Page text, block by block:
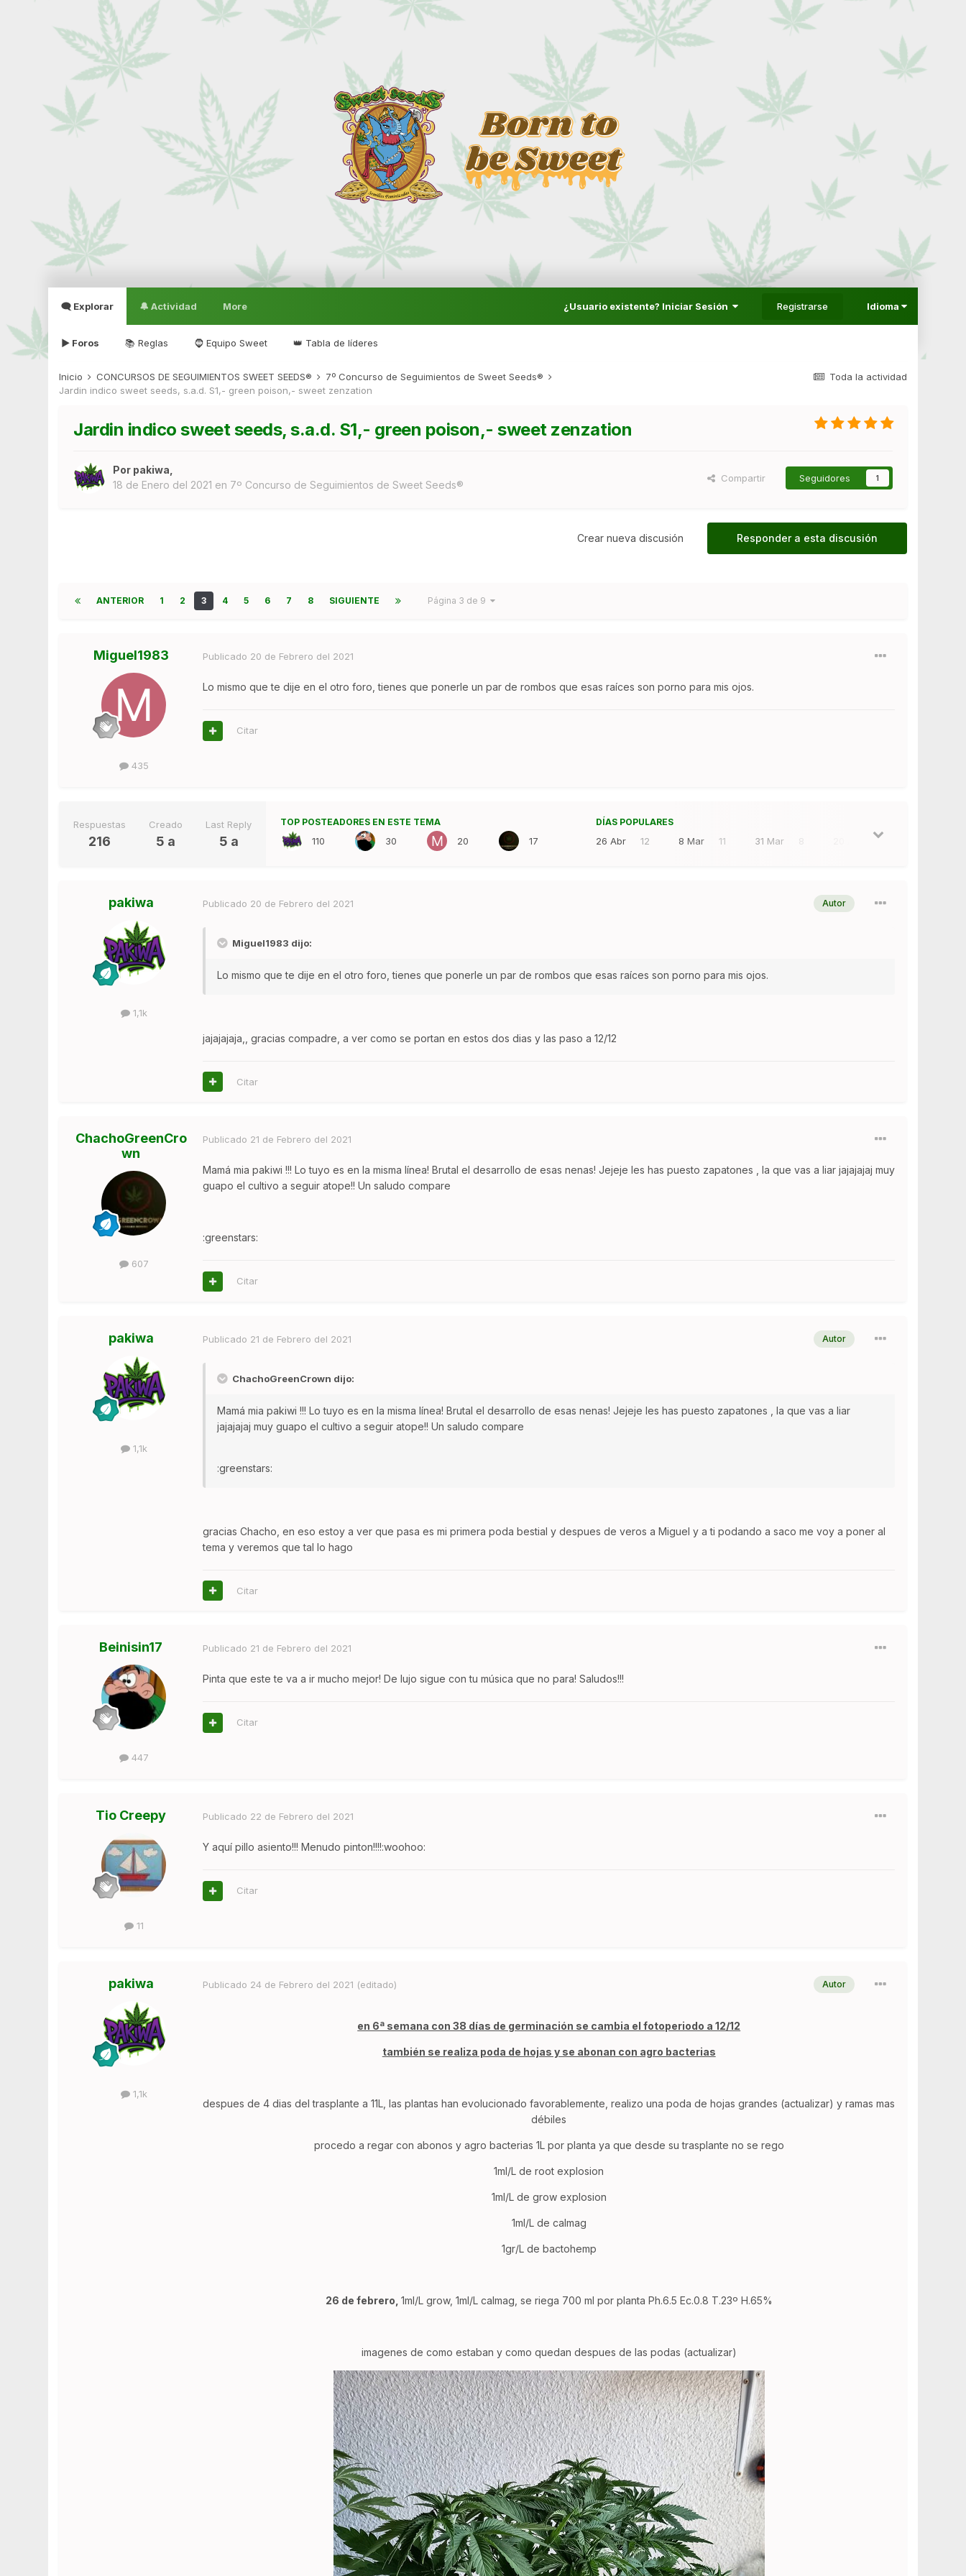
🗨 Explorar
▶ Foros 📚 Reglas 🧔 Equipo Sweet 👑 Tabla de líderes
🔔 Actividad More ¿Usuario existente? Iniciar Sesión Registrarse Idioma
Toda la actividad
Inicio CONCURSOS DE SEGUIMIENTOS SWEET SEEDS®
7º Concurso de Seguimientos de Sweet Seeds®
Jardin indico sweet seeds, s.a.d. S1,- green poison,- sweet zenzation
Jardin indico sweet seeds, s.a.d. S1,- green poison,- sweet zenzation
Por pakiwa
18 de Enero del 2021 en 7º Concurso de Seguimientos de Sweet Seeds®
Compartir Seguidores 1
Responder a esta discusión
Crear nueva discusión
ANTERIOR 1 2 3 4 5 6 7 8 SIGUIENTE Página 3 de 9
Miguel1983
435
Publicado 20 de Febrero del 2021
Lo mismo que te dije en el otro foro, tienes que ponerle un par de rombos que esas raíces son porno para mis ojos.
Citar
Respuestas
216
Creado
5 a
Last Reply
5 a
TOP POSTEADORES EN ESTE TEMA
110 30 20 17
DÍAS POPULARES
26 Abr 12 8 Mar 11 31 Mar 7
pakiwa
1,1k
Autor
Publicado 20 de Febrero del 2021
Miguel1983 dijo:
Lo mismo que te dije en el otro foro, tienes que ponerle un par de rombos que esas raíces son porno para mis ojos.
jajajajaja,, gracias compadre, a ver como se portan en estos dos dias y las paso a 12/12
Citar
ChachoGreenCro
wn
607
Publicado 21 de Febrero del 2021
Mamá mia pakiwi !!! Lo tuyo es en la misma línea! Brutal el desarrollo de esas nenas! Jejeje les has puesto zapatones , la que vas a liar jajajajaj muy
guapo el cultivo a seguir atope!! Un saludo compare
:greenstars:
Citar
pakiwa
1,1k
Autor
Publicado 21 de Febrero del 2021
ChachoGreenCrown dijo:
Mamá mia pakiwi !!! Lo tuyo es en la misma línea! Brutal el desarrollo de esas nenas! Jejeje les has puesto zapatones , la que vas a liar
jajajajaj muy guapo el cultivo a seguir atope!! Un saludo compare
:greenstars:
gracias Chacho, en eso estoy a ver que pasa es mi primera poda bestial y despues de veros a Miguel y a ti podando a saco me voy a poner al
tema y veremos que tal lo hago
Citar
Beinisin17
447
Publicado 21 de Febrero del 2021
Pinta que este te va a ir mucho mejor! De lujo sigue con tu música que no para! Saludos!!!
Citar
Tio Creepy
11
Publicado 22 de Febrero del 2021
Y aquí pillo asiento!!! Menudo pinton!!!!:woohoo:
Citar
pakiwa
1,1k
Autor
Publicado 24 de Febrero del 2021 (editado)
en 6ª semana con 38 días de germinación se cambia el fotoperiodo a 12/12
también se realiza poda de hojas y se abonan con agro bacterias
despues de 4 dias del trasplante a 11L, las plantas han evolucionado favorablemente, realizo una poda de hojas grandes (actualizar) y ramas mas
débiles
procedo a regar con abonos y agro bacterias 1L por planta ya que desde su trasplante no se rego
1ml/L de root explosion
1ml/L de grow explosion
1ml/L de calmag
1gr/L de bactohemp
26 de febrero, 1ml/L grow, 1ml/L calmag, se riega 700 ml por planta Ph.6.5 Ec.0.8 T.23º H.65%
imagenes de como estaban y como quedan despues de las podas (actualizar)